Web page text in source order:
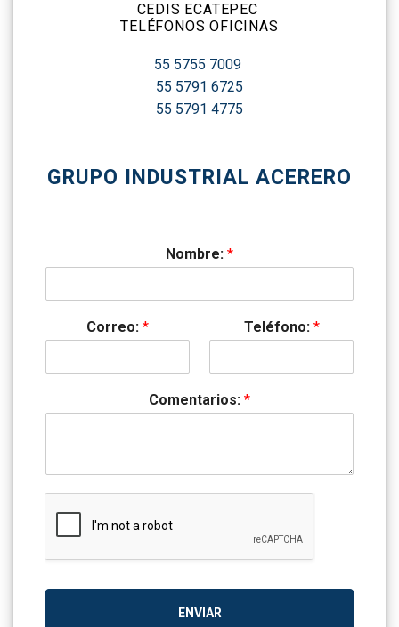
CEDIS ECATEPEC
TELÉFONOS OFICINAS
55 5755 7009
55 5791 6725
55 5791 4775
GRUPO INDUSTRIAL ACERERO
Nombre: *
Correo: * Teléfono: *
Comentarios: *
ENVIAR